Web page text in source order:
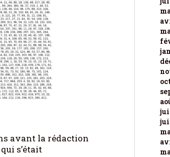
avant la rédaction
s’était